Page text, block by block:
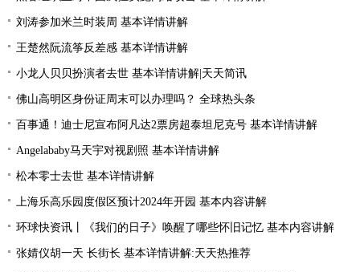
刘涛参加米兰时装周 基本详情讲解
王楚然阮流筝反差感 基本详情讲解
小龙人贝贝扮演者去世 基本详情讲解|天天简讯
佛山高明区身份证周末可以办理吗？ 全球热头条
百事通！迪士尼宣布阿凡达2票房超泰坦尼克号 基本详情讲解
Angelababy马天宇对视剧照 基本详情讲解
松本零士去世 基本详情讲解
上海乐高乐园度假区预计2024年开园 基本内容讲解
环球快资讯丨《我们的日子》唤醒了哪些怀旧记忆 基本内容讲解
张婧仪胡一天 长街长 基本详情讲解:天天热推荐